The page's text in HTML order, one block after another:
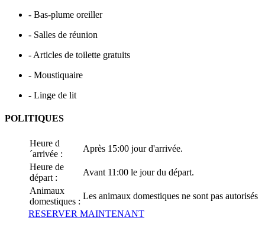
- Bas-plume oreiller
- Salles de réunion
- Articles de toilette gratuits
- Moustiquaire
- Linge de lit
POLITIQUES
Heure d
´arrivée :
Après 15:00 jour d'arrivée.
Heure de
départ :
Avant 11:00 le jour du départ.
Animaux
domestiques :
Les animaux domestiques ne sont pas autorisés
RESERVER MAINTENANT